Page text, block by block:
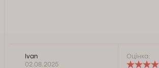
Доброго дня, Іване. Дякуємо за
Ivan
02.08.2025
Оцінка: